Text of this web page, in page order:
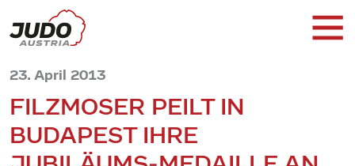
23. April 2013
FILZMOSER PEILT IN
BUDAPEST IHRE